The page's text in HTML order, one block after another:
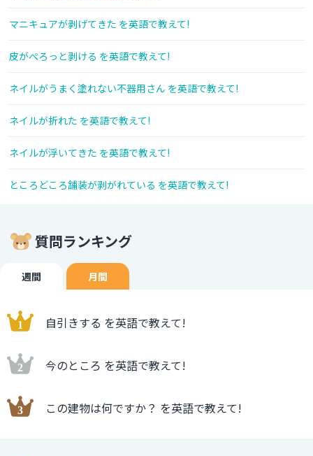
マニキュアが剥げてきた を英語で教えて!
皮がぺろっと剥ける を英語で教えて!
ネイルがうまく塗れない不器用さん を英語で教えて!
ネイルが折れた を英語で教えて!
ネイルが浮いてきた を英語で教えて!
ところどころ舗装が剥がれている を英語で教えて!
質問ランキング
週間 月間
自引きする を英語で教えて!
今のところ を英語で教えて!
この建物は何ですか？ を英語で教えて!